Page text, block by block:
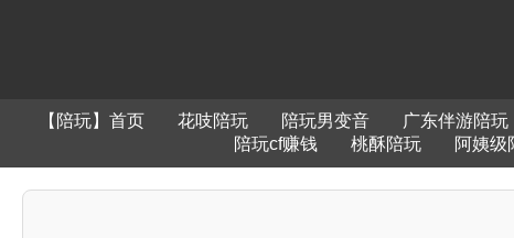
【陪玩】首页 花吱陪玩 陪玩男变音 广东伴游陪玩
陪玩cf赚钱
桃酥陪玩 阿姨级